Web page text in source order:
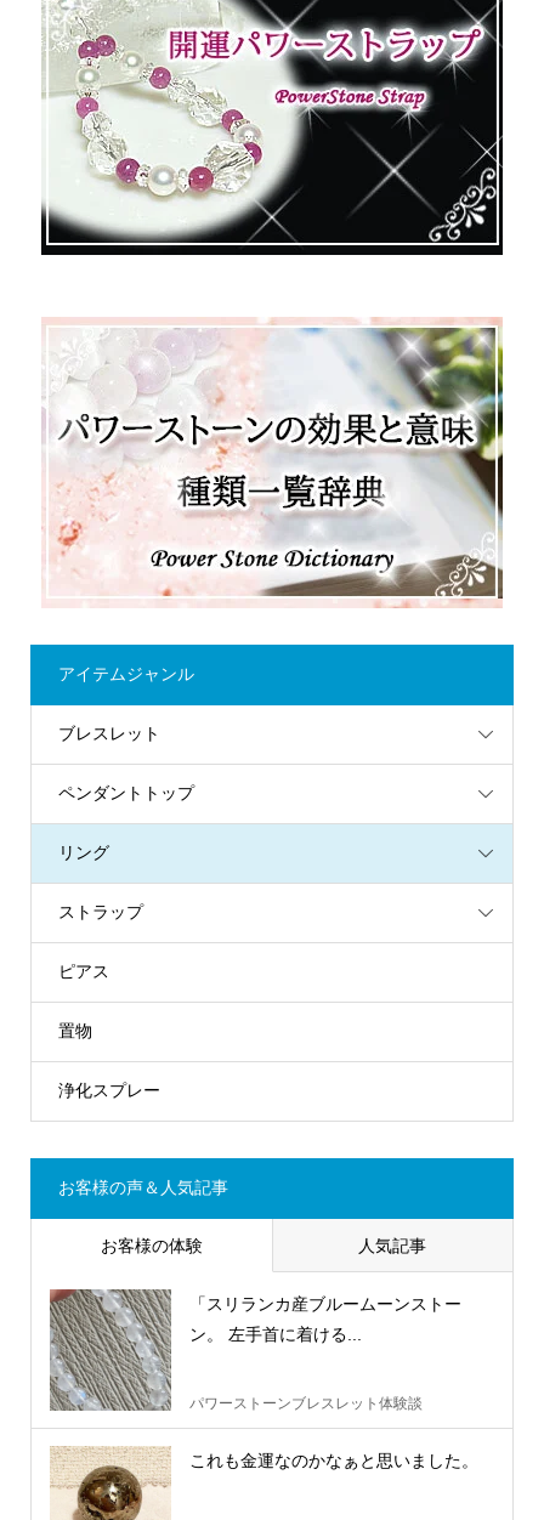
アイテムジャンル
ブレスレット
ペンダントトップ
リング
ストラップ
ピアス
置物
浄化スプレー
お客様の声＆人気記事
お客様の体験 人気記事
「スリランカ産ブルームーンストー
ン。 左手首に着ける...
パワーストーンブレスレット体験談
これも金運なのかなぁと思いました。